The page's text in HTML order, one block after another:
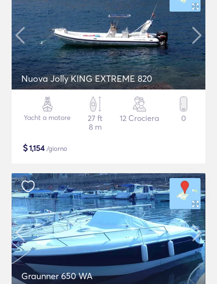
Nuova Jolly KING EXTREME 820
Yacht a motore
27 ft
8 m
12 Crociera 0
$1,154/giorno
Graunner 650 WA